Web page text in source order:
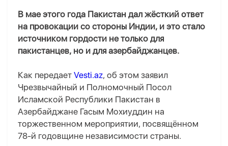
В мае этого года Пакистан дал жёсткий ответ
на провокации со стороны Индии, и это стало
источником гордости не только для
пакистанцев, но и для азербайджанцев.
Как передает Vesti.az, об этом заявил
Чрезвычайный и Полномочный Посол
Исламской Республики Пакистан в
Азербайджане Гасым Мохиуддин на
торжественном мероприятии, посвящённом
78-й годовщине независимости страны.